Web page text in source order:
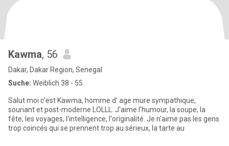
Kawma, 56
Dakar, Dakar Region, Senegal
Suche: Weiblich 38 - 55
Salut moi c'est Kawma, homme d' age mure sympathique,
souriant et post-moderne LOLLL. J'aime l'humour, la soupe, la
fête, les voyages, l'intelligence, l'originalité. Je n'aime pas les gens
trop coincés qui se prennent trop au sérieux, la tarte au